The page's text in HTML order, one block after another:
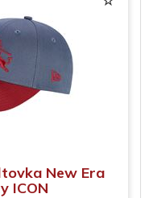
New Era
ICON